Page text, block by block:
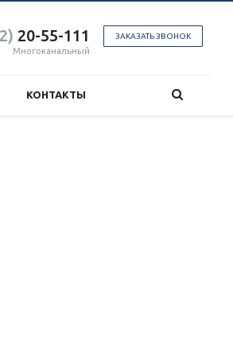
ЗАКАЗАТЬ ЗВОНОК
20-55-111
Многоканальный
КОНТАКТЫ